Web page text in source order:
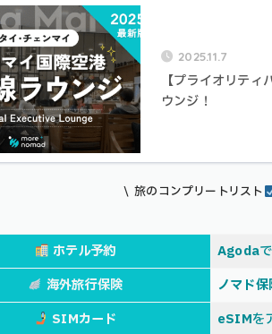
2025.11.7
【プライオリテ
ウンジ！
\ 旅のコンプリートリスト
ホテル予約 Agoda
海外旅行保険
ノマド保
SIMカード
eSIMを